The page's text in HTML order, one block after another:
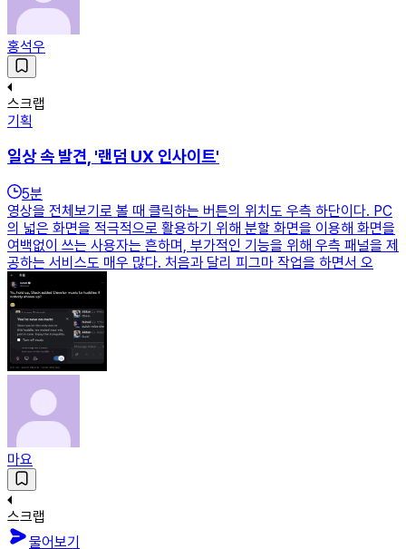
홍석우
스크랩
기획
일상 속 발견, '랜덤 UX 인사이트'
5분
영상을 전체보기로 볼 때 클릭하는 버튼의 위치도 우측 하단이다. PC
의 넓은 화면을 적극적으로 활용하기 위해 분할 화면을 이용해 화면을
여백없이 쓰는 사용자는 흔하며, 부가적인 기능을 위해 우측 패널을 제
공하는 서비스도 매우 많다. 처음과 달리 피그마 작업을 하면서 오
마요
스크랩
물어보기